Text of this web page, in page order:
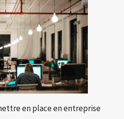
en place en entreprise